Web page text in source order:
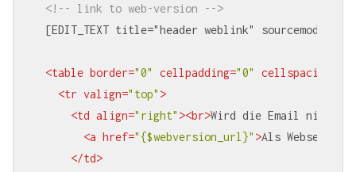
<!-- link to web-version -->
[EDIT_TEXT title="header weblink"
<table border="0" cellpadding="0" cellspacing
<tr valign="top" >
<td align="right" ><br>Wird die Email nicht
<a href="{$webversion_url}" >Als Webseite
</td>